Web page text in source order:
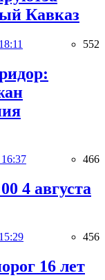
Кавказ
552
16:37 466
4 августа
456
16 лет